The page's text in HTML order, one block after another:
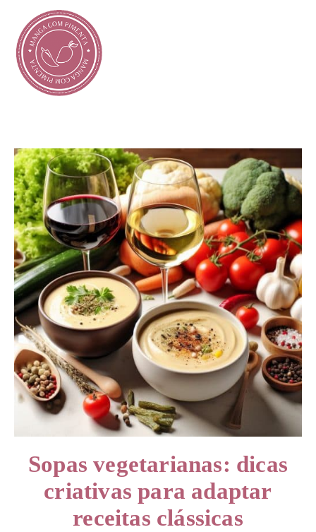
Sopas vegetarianas: dicas
criativas para adaptar
receitas clássicas